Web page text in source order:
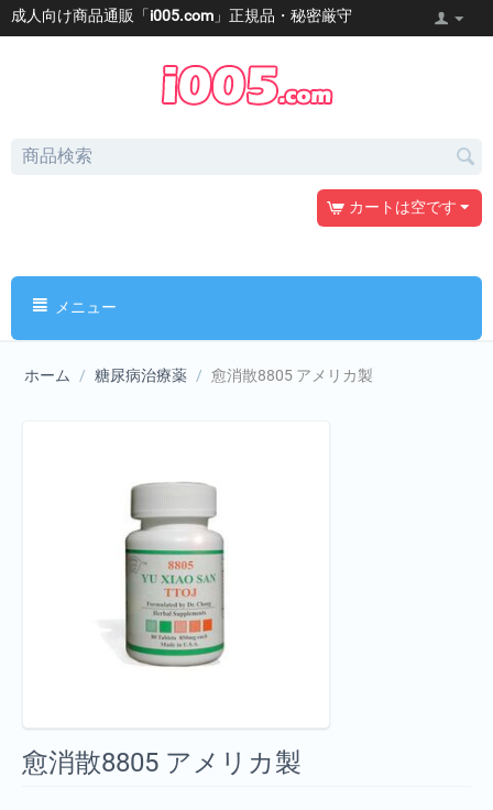
成人向け商品通販「i005.com 」正規品・秘密厳守
カートは空です
メニュー
ホーム / 糖尿病治療薬 / 愈消散8805 アメリカ製
愈消散8805 アメリカ製